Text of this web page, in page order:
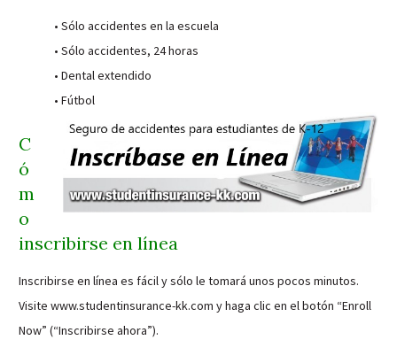
• Sólo accidentes en la escuela
• Sólo accidentes, 24 horas
• Dental extendido
• Fútbol
C
ó
m
o
inscribirse en línea
Inscribirse en línea es fácil y sólo le tomará unos pocos minutos.
Visite www.studentinsurance-kk.com y haga clic en el botón “Enroll
Now” (“Inscribirse ahora”).